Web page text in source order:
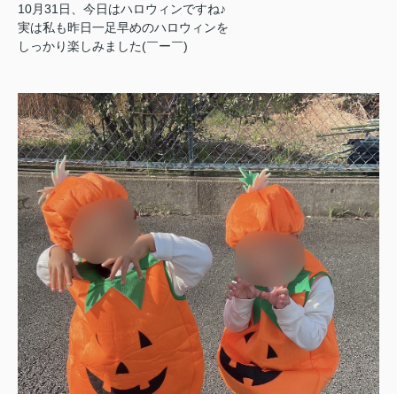
10月31日、今日はハロウィンですね♪
実は私も昨日一足早めのハロウィンを
しっかり楽しみました(￣ー￣)